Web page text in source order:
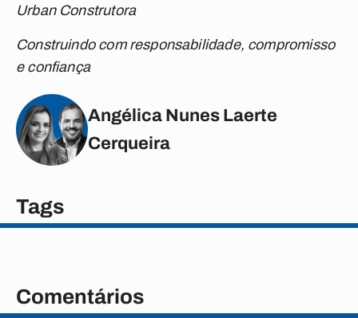
Urban Construtora
Construindo com responsabilidade, compromisso
e confiança
Angélica Nunes Laerte
Cerqueira
Tags
Comentários